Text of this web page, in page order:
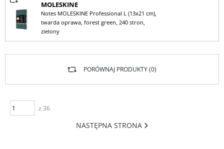
MOLESKINE
Notes MOLESKINE Professional L (13x21 cm),
twarda oprawa, forest green, 240 stron,
zielony
z 36
PORÓWNAJ PRODUKTY (0)
NASTĘPNA STRONA